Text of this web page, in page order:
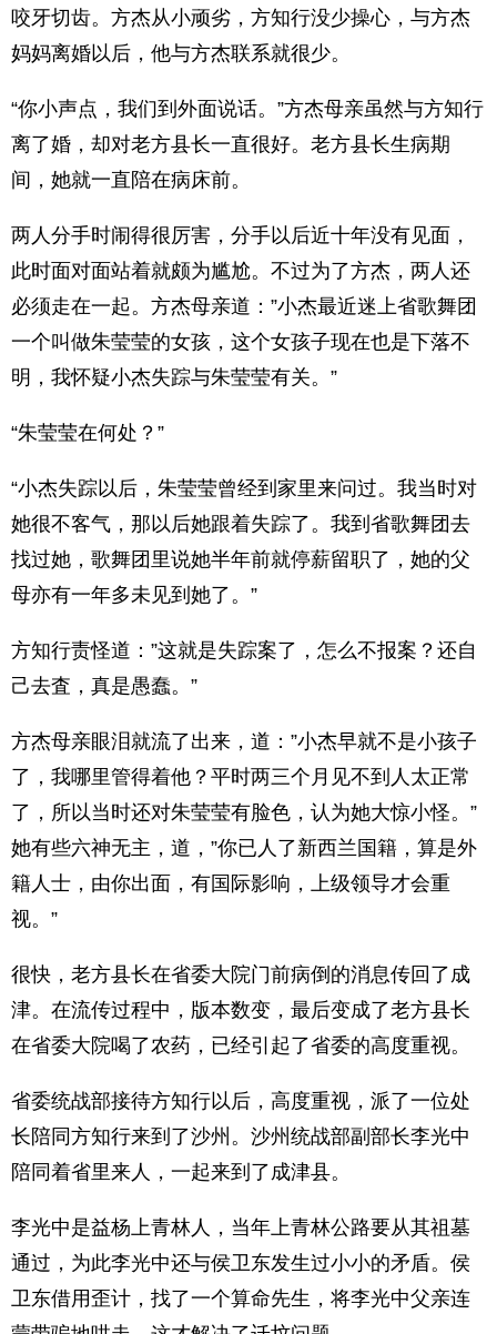
咬牙切齿。方杰从小顽劣，方知行没少操心，与方杰
妈妈离婚以后，他与方杰联系就很少。
“你小声点，我们到外面说话。”方杰母亲虽然与方知行
离了婚，却对老方县长一直很好。老方县长生病期
间，她就一直陪在病床前。
两人分手时闹得很厉害，分手以后近十年没有见面，
此时面对面站着就颇为尴尬。不过为了方杰，两人还
必须走在一起。方杰母亲道：”小杰最近迷上省歌舞团
一个叫做朱莹莹的女孩，这个女孩子现在也是下落不
明，我怀疑小杰失踪与朱莹莹有关。”
“朱莹莹在何处？”
“小杰失踪以后，朱莹莹曾经到家里来问过。我当时对
她很不客气，那以后她跟着失踪了。我到省歌舞团去
找过她，歌舞团里说她半年前就停薪留职了，她的父
母亦有一年多未见到她了。”
方知行责怪道：”这就是失踪案了，怎么不报案？还自
己去査，真是愚蠢。”
方杰母亲眼泪就流了出来，道：”小杰早就不是小孩子
了，我哪里管得着他？平时两三个月见不到人太正常
了，所以当时还对朱莹莹有脸色，认为她大惊小怪。”
她有些六神无主，道，”你已人了新西兰国籍，算是外
籍人士，由你出面，有国际影响，上级领导才会重
视。”
很快，老方县长在省委大院门前病倒的消息传回了成
津。在流传过程中，版本数变，最后变成了老方县长
在省委大院喝了农药，已经引起了省委的高度重视。
省委统战部接待方知行以后，高度重视，派了一位处
长陪同方知行来到了沙州。沙州统战部副部长李光中
陪同着省里来人，一起来到了成津县。
李光中是益杨上青林人，当年上青林公路要从其祖墓
通过，为此李光中还与侯卫东发生过小小的矛盾。侯
卫东借用歪计，找了一个算命先生，将李光中父亲连